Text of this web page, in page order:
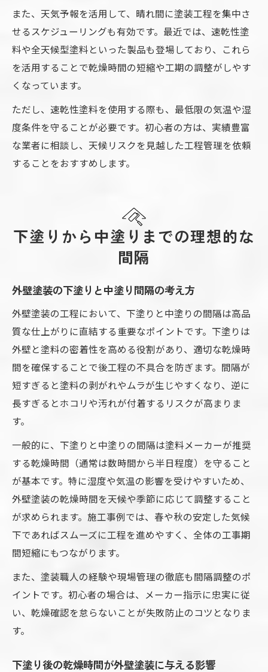
また、天気予報を活用して、晴れ間に塗装工程を集中さ
せるスケジューリングも有効です。最近では、速乾性塗
料や全天候型塗料といった製品も登場しており、これら
を活用することで乾燥時間の短縮や工期の調整がしやす
くなっています。
ただし、速乾性塗料を使用する際も、最低限の気温や湿
度条件を守ることが必要です。初心者の方は、実績豊富
な業者に相談し、天候リスクを見越した工程管理を依頼
することをおすすめします。
下塗りから中塗りまでの理想的な
間隔
外壁塗装の下塗りと中塗り間隔の考え方
外壁塗装の工程において、下塗りと中塗りの間隔は高品
質な仕上がりに直結する重要なポイントです。下塗りは
外壁と塗料の密着性を高める役割があり、適切な乾燥時
間を確保することで後工程の不具合を防ぎます。間隔が
短すぎると塗料の剥がれやムラが生じやすくなり、逆に
長すぎるとホコリや汚れが付着するリスクが高まりま
す。
一般的に、下塗りと中塗りの間隔は塗料メーカーが推奨
する乾燥時間（通常は数時間から半日程度）を守ること
が基本です。特に湿度や気温の影響を受けやすいため、
外壁塗装の乾燥時間を天候や季節に応じて調整すること
が求められます。施工事例では、春や秋の安定した気候
下であればスムーズに工程を進めやすく、全体の工事期
間短縮にもつながります。
また、塗装職人の経験や現場管理の徹底も間隔調整のポ
イントです。初心者の場合は、メーカー指示に忠実に従
い、乾燥確認を怠らないことが失敗防止のコツとなりま
す。
下塗り後の乾燥時間が外壁塗装に与える影響